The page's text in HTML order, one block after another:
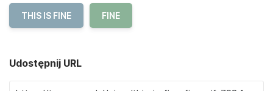
THIS IS FINE FINE
Udostępnij URL